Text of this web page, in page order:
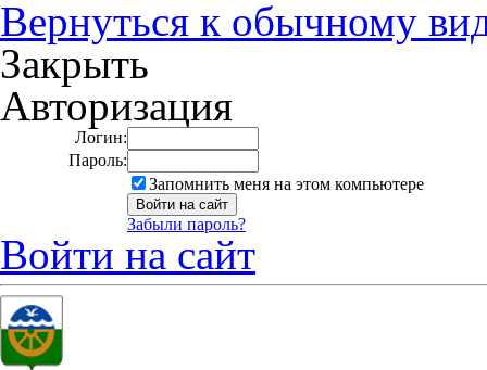
Вернуться к обычному
Закрыть
Авторизация
Логин:
Пароль:
Запомнить меня на этом компьютере
Забыли пароль?
Войти на сайт